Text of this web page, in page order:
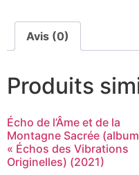
Avis (0)
Produits
Écho de l’Âme et de la
Montagne Sacrée (album
« Échos des Vibrations
Originelles) (2021)